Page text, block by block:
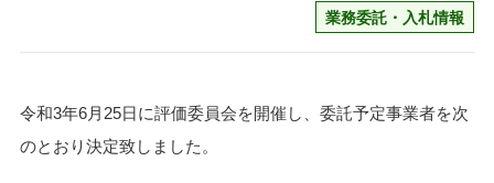
業務委託・入札情報
令和3年6月25日に評価委員会を開催し、委託予定事業者を次
のとおり決定致しました。